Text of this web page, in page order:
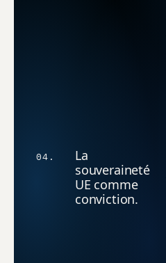
04.
La
souveraineté
UE comme
conviction.